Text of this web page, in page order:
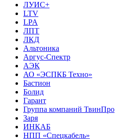
ЛУИС+
LTV
LPA
ЛПТ
ЛКД
Альтоника
Аргус-Спектр
АЭК
АО «ЭСПКБ Техно»
Бастион
Болид
Гарант
Группа компаний ТвинПро
Заря
ИНКАБ
НПП «Спецкабель»